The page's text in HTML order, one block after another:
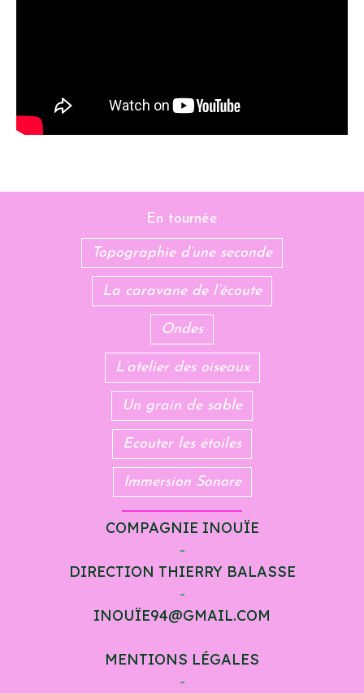
En tournée
Topographie d’une seconde
La caravane de l’écoute
Ondes
L’atelier des oiseaux
Un grain de sable
Ecouter les étoiles
Immersion Sonore
COMPAGNIE INOUÏE
-
DIRECTION THIERRY BALASSE
-
INOUÏE94@GMAIL.COM
MENTIONS LÉGALES
-